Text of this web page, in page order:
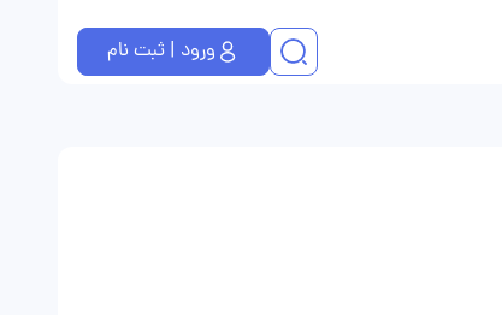
ورود | ثبت نام